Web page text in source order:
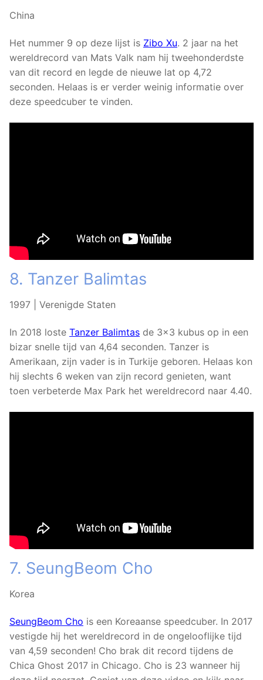
China
Het nummer 9 op deze lijst is Zibo Xu. 2 jaar na het
wereldrecord van Mats Valk nam hij tweehonderdste
van dit record en legde de nieuwe lat op 4,72
seconden. Helaas is er verder weinig informatie over
deze speedcuber te vinden.
8. Tanzer Balimtas
1997 | Verenigde Staten
In 2018 loste Tanzer Balimtas de 3×3 kubus op in een
bizar snelle tijd van 4,64 seconden. Tanzer is
Amerikaan, zijn vader is in Turkije geboren. Helaas kon
hij slechts 6 weken van zijn record genieten, want
toen verbeterde Max Park het wereldrecord naar 4.40.
7. SeungBeom Cho
Korea
SeungBeom Cho is een Koreaanse speedcuber. In 2017
vestigde hij het wereldrecord in de ongelooflijke tijd
van 4,59 seconden! Cho brak dit record tijdens de
Chica Ghost 2017 in Chicago. Cho is 23 wanneer hij